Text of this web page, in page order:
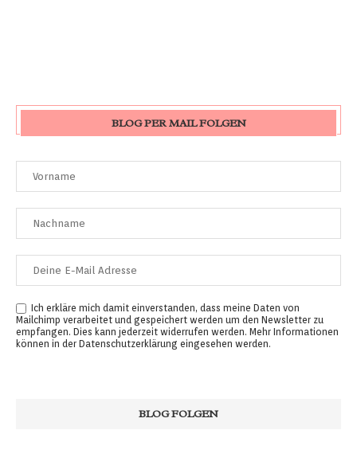
BLOG PER MAIL FOLGEN
Ich erkläre mich damit einverstanden, dass meine Daten von
Mailchimp verarbeitet und gespeichert werden um den Newsletter zu
empfangen. Dies kann jederzeit widerrufen werden. Mehr Informationen
können in der Datenschutzerklärung eingesehen werden.